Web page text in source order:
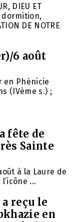
DIEU ET
dormition,
DE NOTRE
6 août
en Phénicie
(IVème s.) ;
fête de
Sainte
à la Laure de
...
reçu le
en